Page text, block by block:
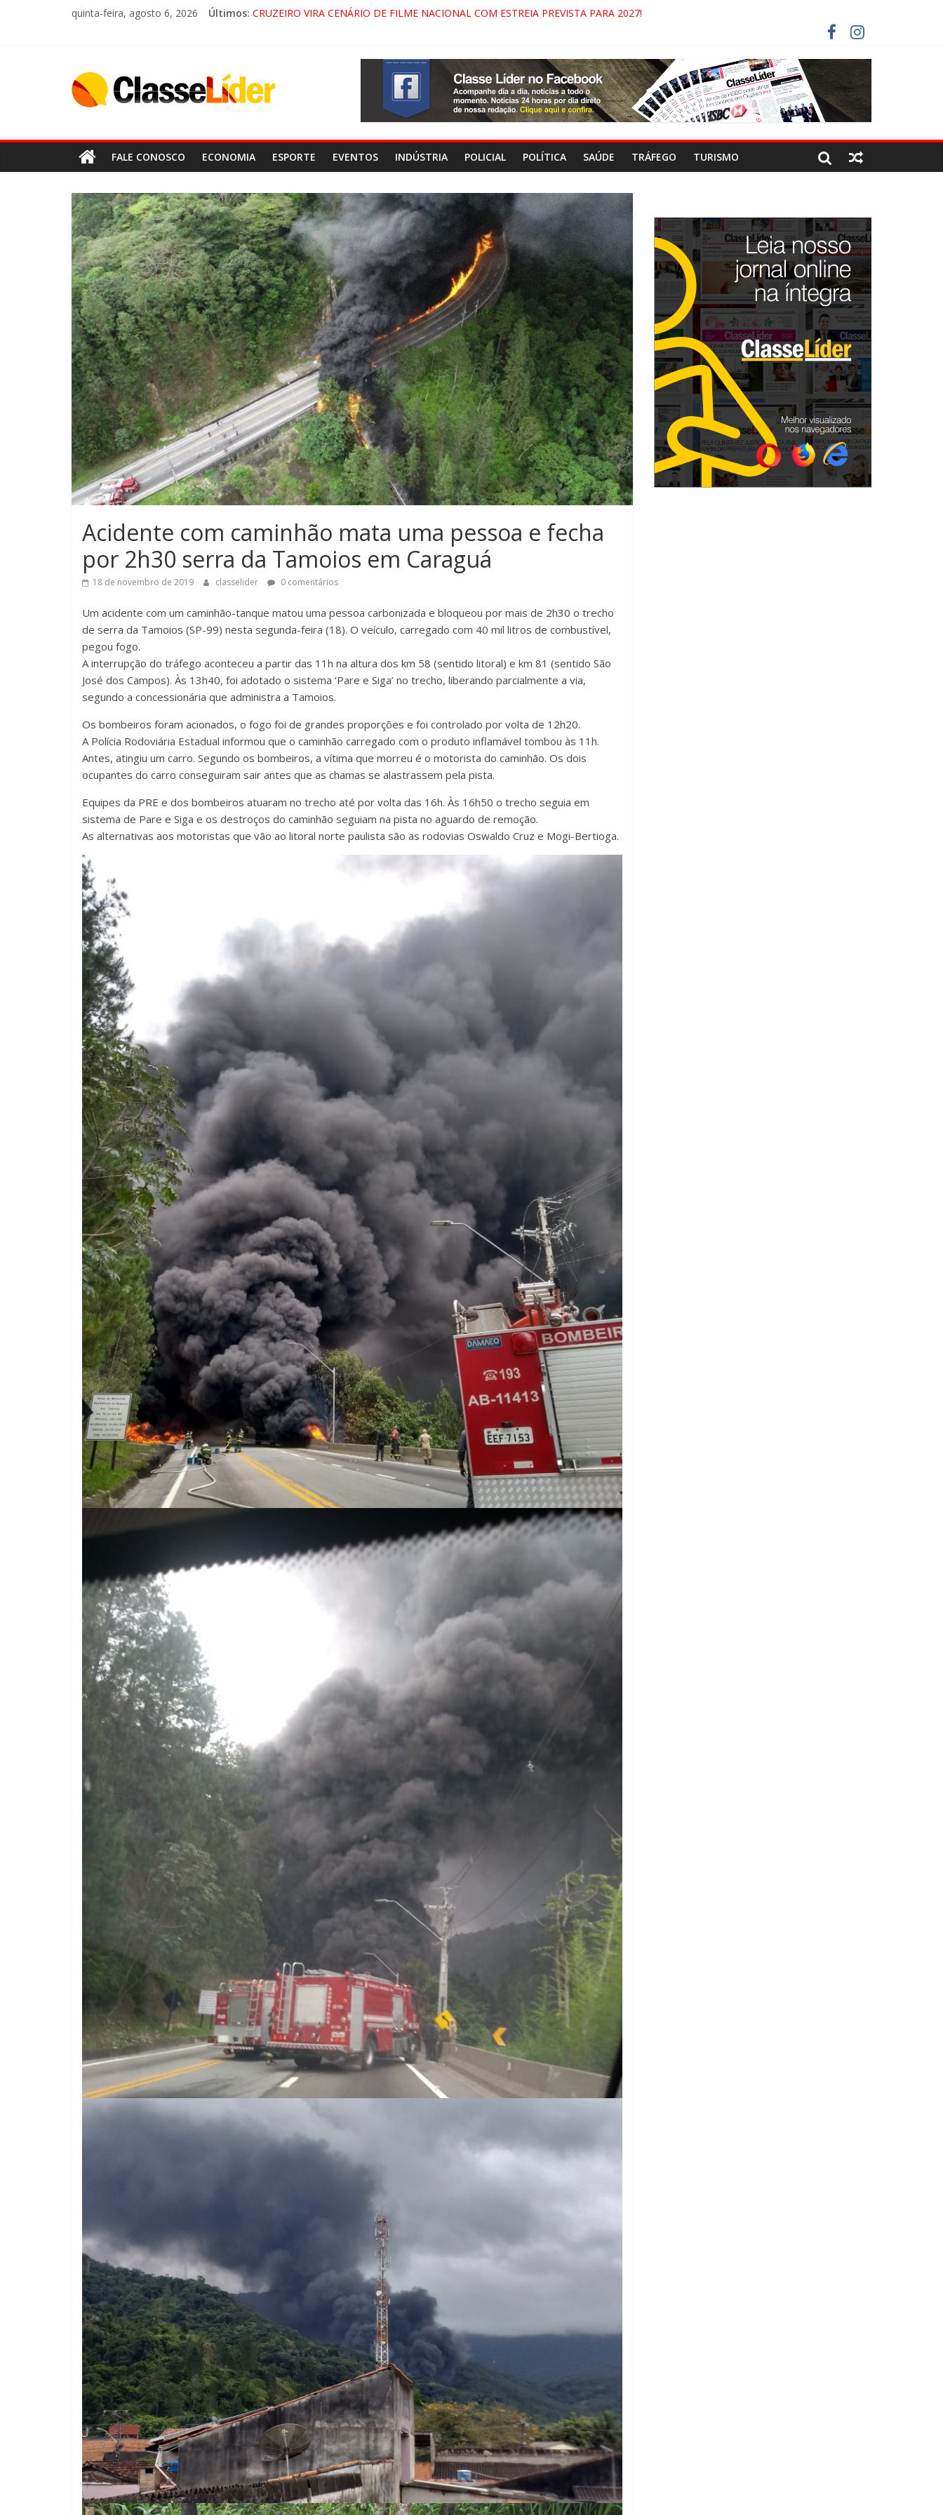
quinta-feira, agosto 6, 2026 Últimos:
LORENA, PINDAMONHANGABA E QUELUZ NA RETA FINAL PELA FÁBRICA DA COCA-COLA!
“HÁ PRESENÇA DO COMANDO VERMELHO NO VALE”, AFIRMA PROMOTOR DO GAECO
ACESSO À APARECIDA NA DUTRA SERÁ BLOQUEADO NO FIM DE SEMANA; MOTORISTAS DEVEM USAR ROTAS ALTERNATIVAS
FALE CONOSCO ECONOMIA ESPORTE EVENTOS INDÚSTRIA POLICIAL POLÍTICA SAÚDE TRÁFEGO TURISMO
Acidente com caminhão mata uma pessoa e fecha
por 2h30 serra da Tamoios em Caraguá
18 de novembro de 2019 classelider 0 comentários
Um acidente com um caminhão-tanque matou uma pessoa carbonizada e bloqueou por mais de 2h30 o trecho
de serra da Tamoios (SP-99) nesta segunda-feira (18). O veículo, carregado com 40 mil litros de combustível,
pegou fogo.
A interrupção do tráfego aconteceu a partir das 11h na altura dos km 58 (sentido litoral) e km 81 (sentido São
José dos Campos). Às 13h40, foi adotado o sistema ‘Pare e Siga’ no trecho, liberando parcialmente a via,
segundo a concessionária que administra a Tamoios.
Os bombeiros foram acionados, o fogo foi de grandes proporções e foi controlado por volta de 12h20.
A Polícia Rodoviária Estadual informou que o caminhão carregado com o produto inflamável tombou às 11h.
Antes, atingiu um carro. Segundo os bombeiros, a vítima que morreu é o motorista do caminhão. Os dois
ocupantes do carro conseguiram sair antes que as chamas se alastrassem pela pista.
Equipes da PRE e dos bombeiros atuaram no trecho até por volta das 16h. Às 16h50 o trecho seguia em
sistema de Pare e Siga e os destroços do caminhão seguiam na pista no aguardo de remoção.
As alternativas aos motoristas que vão ao litoral norte paulista são as rodovias Oswaldo Cruz e Mogi-Bertioga.